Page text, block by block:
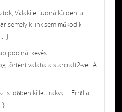
Valaki el tudná küldeni a
semelyik link sem működik.
}
poolnál kevés
történt valaha a starcraft2-vel. A
is időben ki lett rakva ... Erről a
}